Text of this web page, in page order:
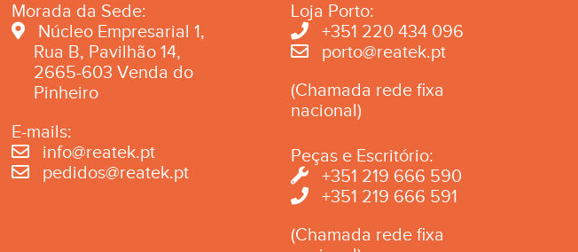
Morada da Sede:
Núcleo Empresarial 1,
Rua B, Pavilhão 14,
2665-603 Venda do
Pinheiro
E-mails:
info@reatek.pt
pedidos@reatek.pt
Loja Porto:
+351 220 434 096
porto@reatek.pt
(Chamada rede fixa
nacional)
Peças e Escritório:
+351 219 666 590
+351 219 666 591
(Chamada rede fixa